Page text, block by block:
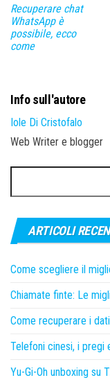
Recuperare chat
WhatsApp è
possibile, ecco
come
Info sull'autore
Iole Di Cristofalo
Web Writer e blogger
per:
ARTICOLI
Come scegliere il
Chiamate finte: Le
Come recuperare i
Telefoni cinesi, i pregi
Yu-Gi-Oh unboxing